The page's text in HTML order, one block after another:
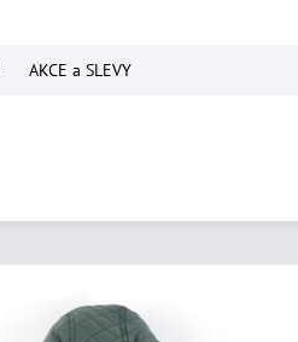
AKCE a SLEVY